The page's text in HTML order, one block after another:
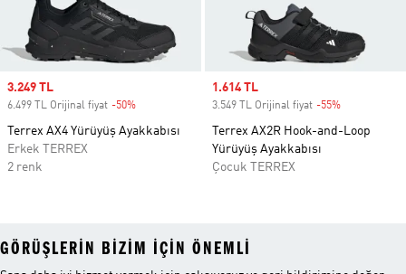
Sale price
3.249 TL
6.499 TL Orijinal fiyat -50%
Terrex AX4 Yürüyüş Ayakkabısı
Erkek TERREX
2 renk
Sale price
1.614 TL
3.549 TL Orijinal fiyat -55%
Terrex AX2R Hook-and-Loop
Yürüyüş Ayakkabısı
Çocuk TERREX
GÖRÜŞLERIN BIZIM IÇIN ÖNEMLI